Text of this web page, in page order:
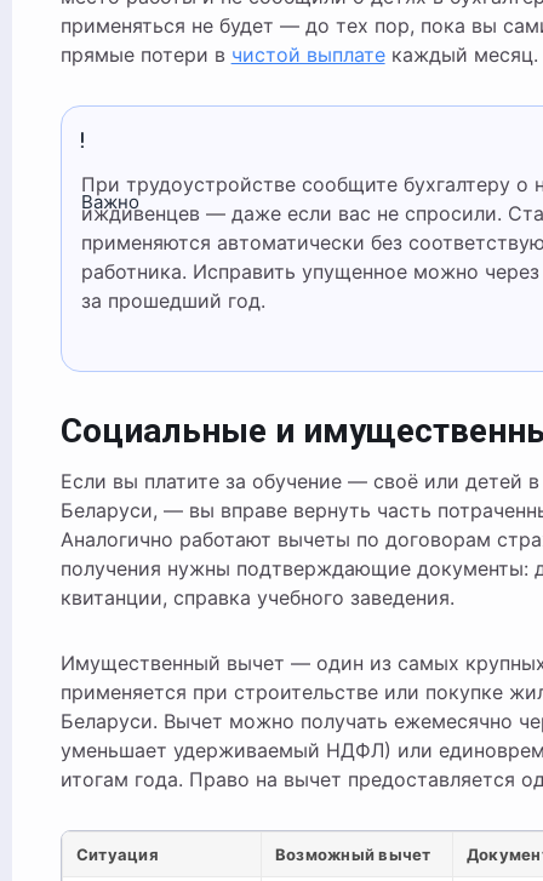
применяться не будет — до тех пор, пока вы
прямые потери в чистой выплатекаждый месяц.
Важно
При трудоустройстве сообщите бухгалтеру о наличии детей и
иждивенцев — даже если вас не спросили.
применяются автоматически без
работника. Исправить упущенное можно
за прошедший год.
Социальные и
Если вы платите за обучение — своё или детей
Беларуси, — вы вправе вернуть часть
Аналогично работают вычеты по договорам
получения нужны подтверждающие документы:
квитанции, справка учебного заведения.
Имущественный вычет — один из самых
применяется при строительстве или покупке
Беларуси. Вычет можно получать ежемесячно
уменьшает удерживаемый НДФЛ) или
итогам года. Право на вычет предоставляется
Ситуация Возможный вычет